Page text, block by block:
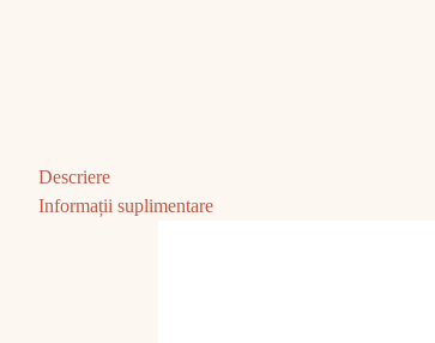
Descriere
Informații suplimentare